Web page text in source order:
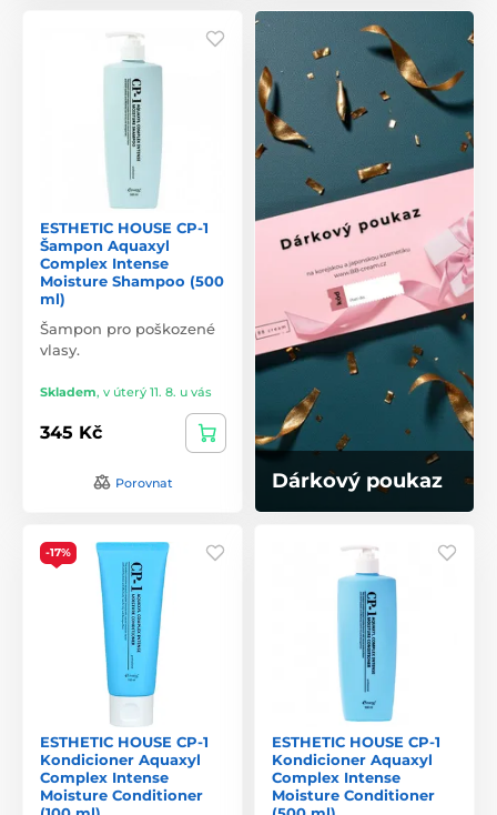
ESTHETIC HOUSE CP-1
Šampon Aquaxyl
Complex Intense
Moisture Shampoo (500
ml)
Šampon pro poškozené
vlasy.
Skladem, v úterý 11. 8. u vás
345 Kč
Porovnat Dárkový poukaz
-17%
ESTHETIC HOUSE CP-1
Kondicioner Aquaxyl
Complex Intense
Moisture Conditioner
ESTHETIC HOUSE CP-1
Kondicioner Aquaxyl
Complex Intense
Moisture Conditioner